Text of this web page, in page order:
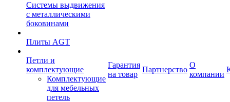
Системы выдвижения
с металлическими
боковинами
Плиты AGT
Петли и
комплектующие
Комплектующие
для мебельных
петель
Гарантия
на товар
Партнерство
О
компании